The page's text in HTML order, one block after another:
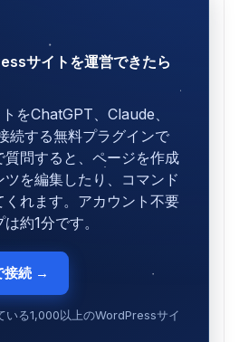
サイトを運営できたら
をChatGPT、Claude、
続する無料プラグインで
問すると、ページを作成
ツを編集したり、コマンド
くれます。アカウント不要
約1分です。
接続 →
いる1,000以上のWordPressサイ